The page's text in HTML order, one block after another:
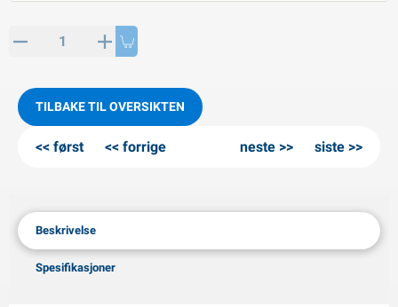
TILBAKE TIL OVERSIKTEN
først forrige neste siste
Beskrivelse
Spesifikasjoner